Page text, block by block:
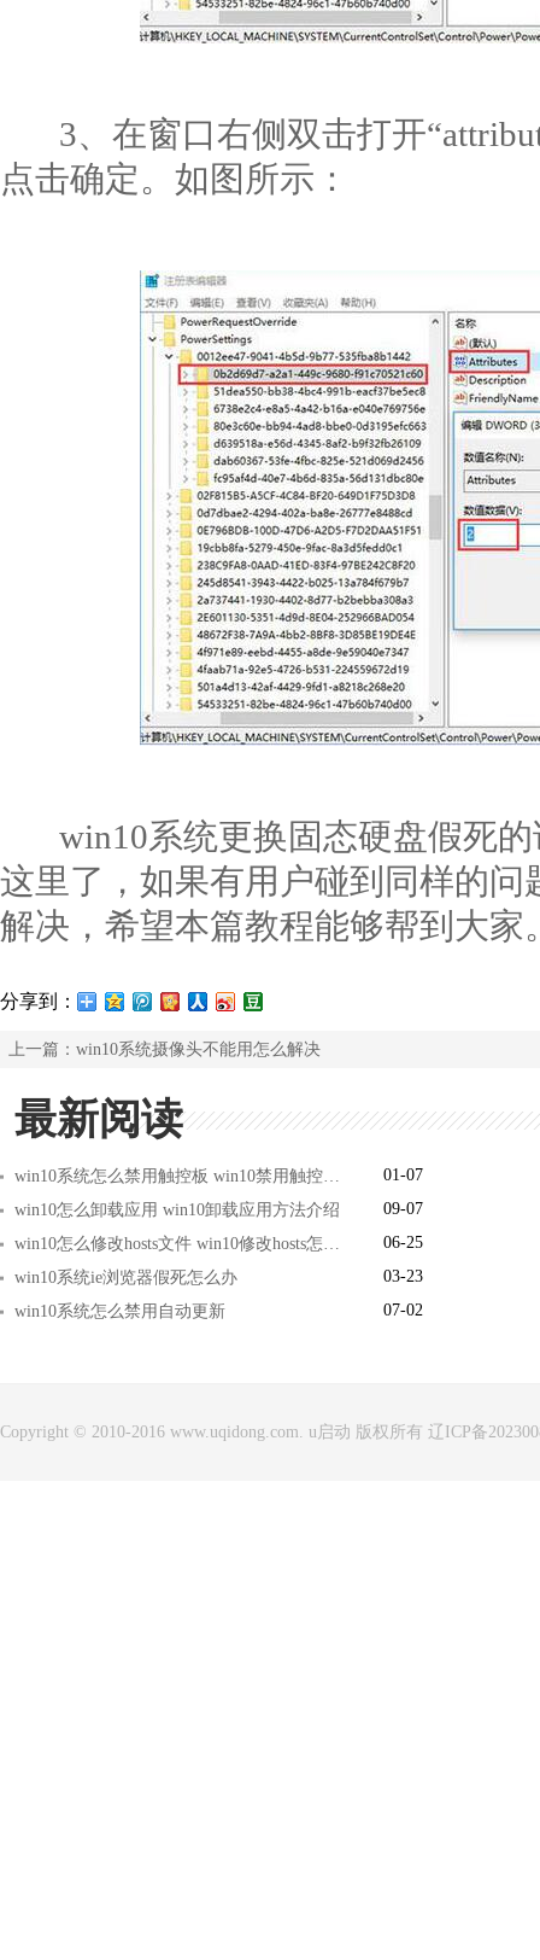
3、在窗口右侧双击打开
点击确定。如图所示：
win10系统更换固态硬盘假死的
这里了，如果有用户碰到同样的
解决，希望本篇教程能够帮到大家
分享到：
上一篇： win10系统摄像头不能用怎么解决
最新阅读
01-07
win10怎么卸载应用 win10卸载应用方法介绍
09-07
06-25
win10系统ie浏览器假死怎么办
03-23
win10系统怎么禁用自动更新
07-02
Copyright © 2010-2016 www.uqidong.com. u启动 版权所有 辽ICP备